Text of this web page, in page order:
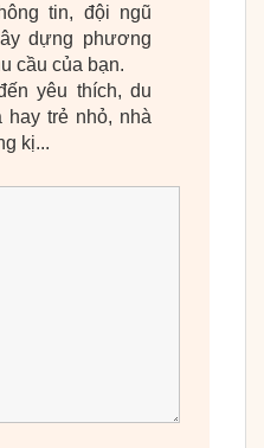
tin, đội ngũ
dựng phương
cầu của bạn.
yêu thích, du
trẻ nhỏ, nhà
kị...